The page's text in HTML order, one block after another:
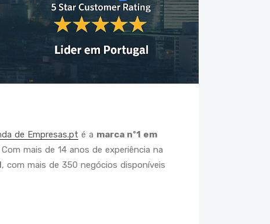
de Empresas.pt é a marca nº1 em
mais de 14 anos de experiência na
, com mais de 350 negócios disponíveis